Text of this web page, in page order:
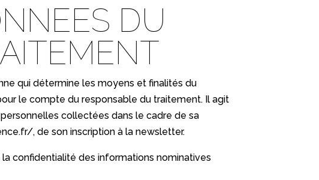
DU
qui détermine les moyens et finalités du
le compte du responsable du traitement. Il agit
collectées dans le cadre de sa
, de son inscription à la newsletter.
confidentialité des informations nominatives